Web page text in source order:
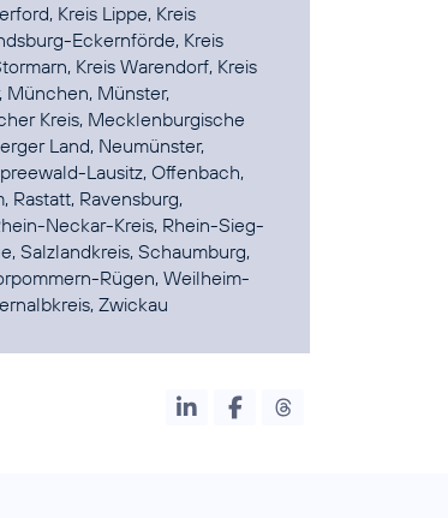
Kreis Lippe, Kreis
Eckernförde, Kreis
Kreis Warendorf, Kreis
München, Münster,
Kreis, Mecklenburgische
Land, Neumünster,
Lausitz, Offenbach,
Rastatt, Ravensburg,
Neckar-Kreis, Rhein-Sieg-
Salzlandkreis, Schaumburg,
Rügen, Weilheim-
Zwickau